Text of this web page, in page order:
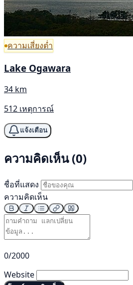
ความเสี่ยงต่ำ
Lake Ogawara
34 km
512 เหตุการณ์
แจ้งเตือน
ความคิดเห็น (0)
ชื่อที่แสดง
ความคิดเห็น
0/2000
Website